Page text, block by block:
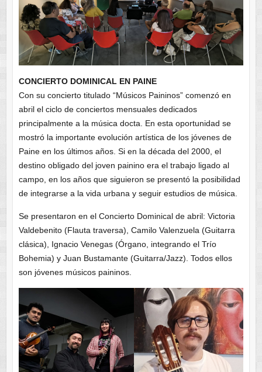
CONCIERTO DOMINICAL EN PAINE
Con su concierto titulado “Músicos Paininos” comenzó en
abril el ciclo de conciertos mensuales dedicados
principalmente a la música docta. En esta oportunidad se
mostró la importante evolución artística de los jóvenes de
Paine en los últimos años. Si en la década del 2000, el
destino obligado del joven painino era el trabajo ligado al
campo, en los años que siguieron se presentó la posibilidad
de integrarse a la vida urbana y seguir estudios de música.
Se presentaron en el Concierto Dominical de abril: Victoria
Valdebenito (Flauta traversa), Camilo Valenzuela (Guitarra
clásica), Ignacio Venegas (Órgano, integrando el Trío
Bohemia) y Juan Bustamante (Guitarra/Jazz). Todos ellos
son jóvenes músicos paininos.